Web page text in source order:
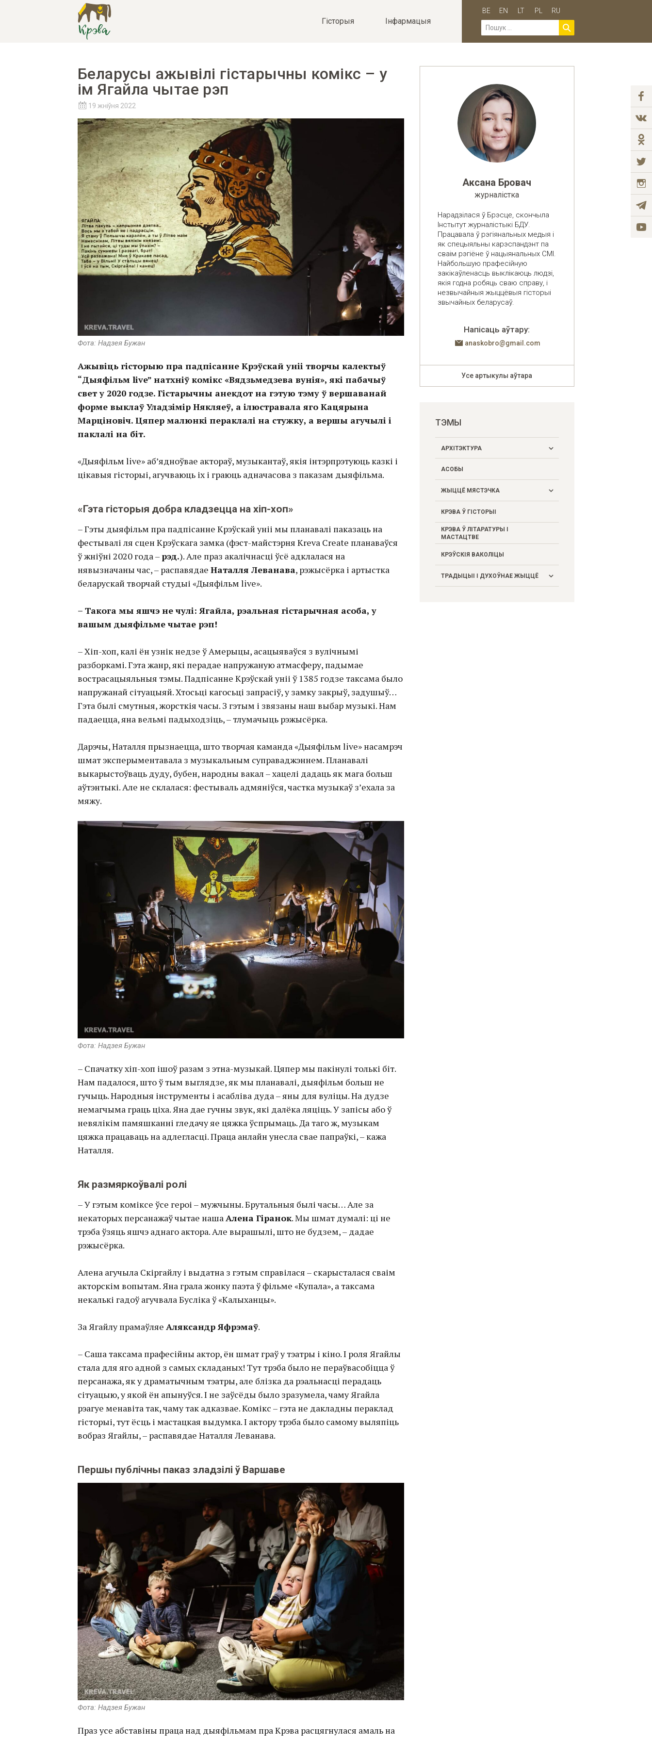
Гісторыя Iнфармацыя
BE EN LT PL RU
Беларусы ажывілі гістарычны комікс – у
ім Ягайла чытае рэп
19 жніўня 2022
Фота: Надзея Бужан
Ажывіць гісторыю пра падпісанне Крэўскай уніі творчы калектыў
“Дыяфільм live” натхніў комікс «Вядзьмедзева вунія», які пабачыў
свет у 2020 годзе. Гістарычны анекдот на гэтую тэму ў вершаванай
форме выклаў Уладзімір Някляеў, а ілюстравала яго Кацярына
Марціновіч. Цяпер малюнкі пераклалі на стужку, а вершы агучылі і
паклалі на біт.
«Дыяфільм live» аб’ядноўвае актораў, музыкантаў, якія інтэрпрэтуюць казкі і
цікавыя гісторыі, агучваюць іх і граюць адначасова з паказам дыяфільма.
«Гэта гісторыя добра кладзецца на хіп-хоп»
– Гэты дыяфільм пра падпісанне Крэўскай уніі мы планавалі паказаць на
фестывалі ля сцен Крэўскага замка (фэст-майстэрня Kreva Create планаваўся
ў жніўні 2020 года – рэд.). Але праз акалічнасці ўсё адклалася на
нявызначаны час, – распавядае Наталля Леванава, рэжысёрка і артыстка
беларускай творчай студыі «Дыяфільм live».
– Такога мы яшчэ не чулі: Ягайла, рэальная гістарычная асоба, у
вашым дыяфільме чытае рэп!
– Хіп-хоп, калі ён узнік недзе ў Амерыцы, асацыяваўся з вулічнымі
разборкамі. Гэта жанр, які перадае напружаную атмасферу, падымае
вострасацыяльныя тэмы. Падпісанне Крэўскай уніі ў 1385 годзе таксама было
напружанай сітуацыяй. Хтосьці кагосьці запрасіў, у замку закрыў, задушыў…
Гэта былі смутныя, жорсткія часы. З гэтым і звязаны наш выбар музыкі. Нам
падаецца, яна вельмі падыходзіць, – тлумачыць рэжысёрка.
Дарэчы, Наталля прызнаецца, што творчая каманда «Дыяфільм live» насамрэч
шмат эксперыментавала з музыкальным суправаджэннем. Планавалі
выкарыстоўваць дуду, бубен, народны вакал – хацелі дадаць як мага больш
аўтэнтыкі. Але не склалася: фестываль адмяніўся, частка музыкаў з’ехала за
мяжу.
Фота: Надзея Бужан
– Спачатку хіп-хоп ішоў разам з этна-музыкай. Цяпер мы пакінулі толькі біт.
Нам падалося, што ў тым выглядзе, як мы планавалі, дыяфільм больш не
гучыць. Народныя інструменты і асабліва дуда – яны для вуліцы. На дудзе
немагчыма граць ціха. Яна дае гучны звук, які далёка ляціць. У запісы або ў
невялікім памяшканні гледачу яе цяжка ўспрымаць. Да таго ж, музыкам
цяжка працаваць на адлегласці. Праца анлайн унесла свае папраўкі, – кажа
Наталля.
Як размяркоўвалі ролі
– У гэтым коміксе ўсе героі – мужчыны. Брутальныя былі часы… Але за
некаторых персанажаў чытае нашаАлена Гіранок. Мы шмат думалі: ці не
трэба ўзяць яшчэ аднаго актора. Але вырашылі, што не будзем, – дадае
рэжысёрка.
Алена агучыла Скіргайлу і выдатна з гэтым справілася – скарысталася сваім
акторскім вопытам. Яна грала жонку паэта ў фільме «Купала», а таксама
некалькі гадоў агучвала Бусліка ў «Калыханцы».
За Ягайлу прамаўляе Аляксандр Яфрэмаў.
– Саша таксама прафесійны актор, ён шмат граў у тэатры і кіно. І роля Ягайлы
стала для яго адной з самых складаных! Тут трэба было не пераўвасобіцца ў
персанажа, як у драматычным тэатры, але блізка да рэальнасці перадаць
сітуацыю, у якой ён апынуўся. І не заўсёды было зразумела, чаму Ягайла
рэагуе менавіта так, чаму так адказвае. Комікс – гэта не дакладны пераклад
гісторыі, тут ёсць і мастацкая выдумка. І актору трэба было самому выляпіць
вобраз Ягайлы, – распавядае Наталля Леванава.
Першы публічны паказ зладзілі ў Варшаве
Фота: Надзея Бужан
Праз усе абставіны праца над дыяфільмам пра Крэва расцягнулася амаль на
Аксана Бровач
журналістка
Нарадзілася ў Брэсце, скончыла
Інстытут журналістыкі БДУ.
Працавала ў рэгіянальных медыя і
як спецыяльны карэспандэнт па
сваім рэгіёне ў нацыянальных СМІ.
Найбольшую прафесійную
закікаўленасць выклікаюць людзі,
якія годна робяць сваю справу, і
незвычайныя жыццёвыя гісторыі
звычайных беларусаў.
Напісаць аўтару:
anaskobro@gmail.com
Усе артыкулы аўтара
ТЭМЫ
АРХІТЭКТУРА
Жыллё, грамадскія і гаспадарчыя
Замак
Культавыя пабудовы і
мемарыяльныя помнікі
АСОБЫ
ЖЫЦЦЁ МЯСТЭЧКА
Грамадскае і гаспадарчае жыццё
Здарэнні
Падзеі
Побыт
КРЭВА Ў ГІСТОРЫІ
КРЭВА Ў ЛІТАРАТУРЫ І
МАСТАЦТВЕ
КРЭЎСКІЯ ВАКОЛІЦЫ
ТРАДЫЦЫІ І ДУХОЎНАЕ ЖЫЦЦЁ